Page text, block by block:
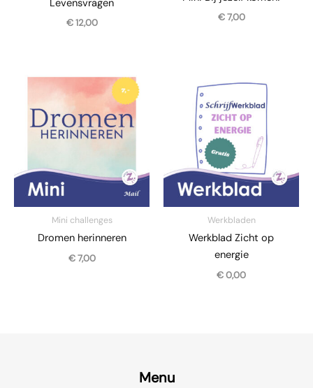
Levensvragen
€12,00 €7,00
Mini challenges
Dromen herinneren
€7,00
Werkbladen
Werkblad Zicht op
energie
€0,00
Menu